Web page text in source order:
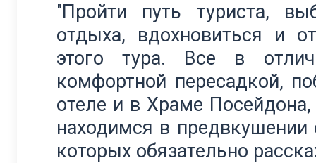
"Пройти путь туриста,
отдыха, вдохновиться и
этого тура. Все в
комфортной пересадкой,
отеле и в Храме
находимся в
которых обязательно